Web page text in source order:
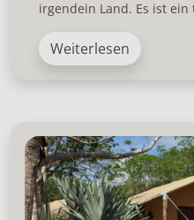
irgendein Land. Es ist ein
Weiterlesen